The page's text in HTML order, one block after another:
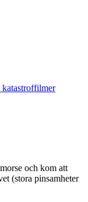
katastroffilmer
och kom att
(stora pinsamheter